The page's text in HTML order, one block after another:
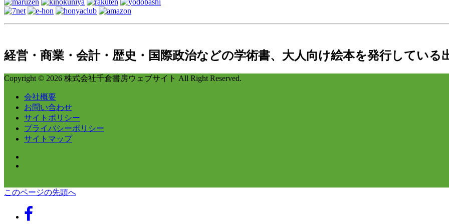
経営・商業・会計・歴史・国際政治などの学術書、大人向け絵本を発行している
Copyright © 2026 株式会社千倉書房ウェブサイト All Right Reserved.
会社概要
お問い合わせ
サイトポリシー
プライバシーポリシー
サイトマップ
このページの先頭へ